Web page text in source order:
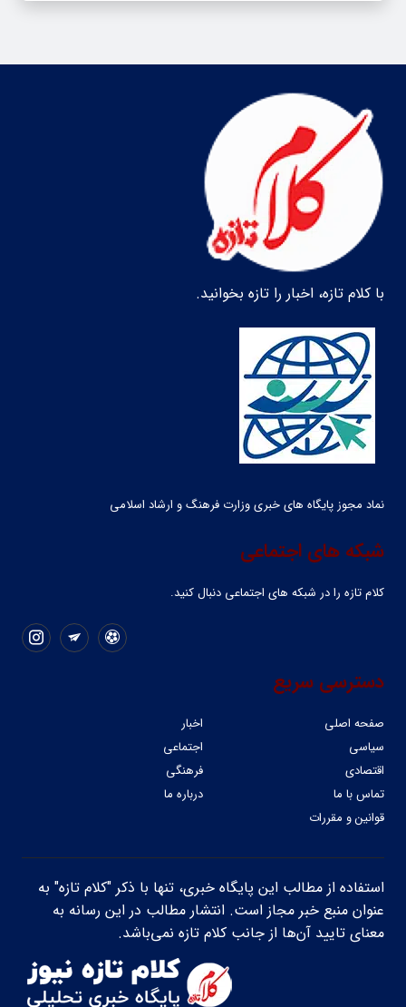
با کلام تازه، اخبار را تازه بخوانید.
نماد مجوز پایگاه های خبری وزارت فرهنگ و ارشاد اسلامی
شبکه های اجتماعی
کلام تازه را در شبکه ‌های اجتماعی دنبال کنید.
دسترسی سریع
صفحه اصلی
اخبار
سیاسی
اجتماعی
اقتصادی
فرهنگی
تماس با ما
درباره ما
قوانین و مقررات
استفاده از مطالب این پایگاه خبری، تنها با ذکر "کلام تازه" به
عنوان منبع خبر مجاز است. انتشار مطالب در این رسانه به
معنای تایید آن‌ها از جانب کلام تازه نمی‌باشد.